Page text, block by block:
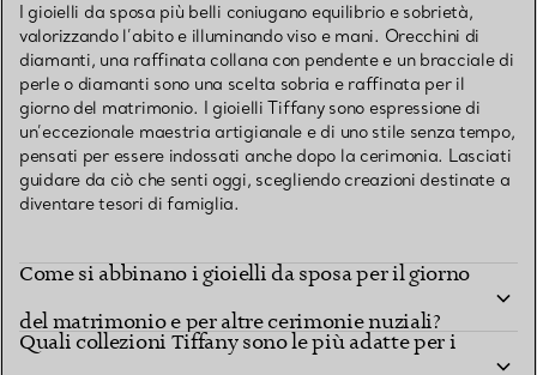
I gioielli da sposa più belli coniugano equilibrio e sobrietà,
valorizzando l’abito e illuminando viso e mani. Orecchini di
diamanti, una raffinata collana con pendente e un bracciale di
perle o diamanti sono una scelta sobria e raffinata per il
giorno del matrimonio. I gioielli Tiffany sono espressione di
un’eccezionale maestria artigianale e di uno stile senza tempo,
pensati per essere indossati anche dopo la cerimonia. Lasciati
guidare da ciò che senti oggi, scegliendo creazioni destinate a
diventare tesori di famiglia.
Come si abbinano i gioielli da sposa per il giorno
del matrimonio e per altre cerimonie nuziali?
Quali collezioni Tiffany sono le più adatte per i